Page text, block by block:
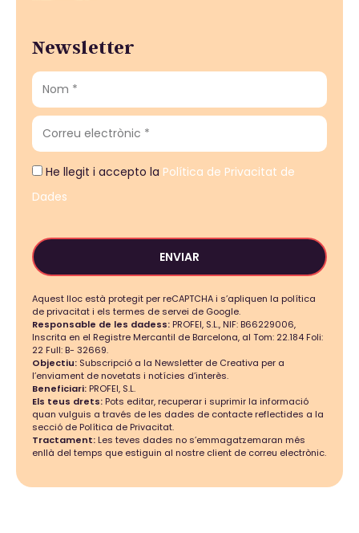
Newsletter
He llegit i accepto la Política de Privacitat de
Dades
ENVIAR
Aquest lloc està protegit per reCAPTCHA i s’apliquen la política
de privacitat i els termes de servei de Google.
Responsable de les dadess: PROFEI, S.L., NIF: B66229006,
Inscrita en el Registre Mercantil de Barcelona, al Tom: 22.184 Foli:
22 Full: B- 32669.
Objectiu: Subscripció a la Newsletter de Creativa per a
l’enviament de novetats i notícies d’interès.
Beneficiari: PROFEI, S.L.
Els teus drets: Pots editar, recuperar i suprimir la informació
quan vulguis a través de les dades de contacte reflectides a la
secció de Política de Privacitat.
Tractament: Les teves dades no s’emmagatzemaran més
enllà del temps que estiguin al nostre client de correu electrònic.